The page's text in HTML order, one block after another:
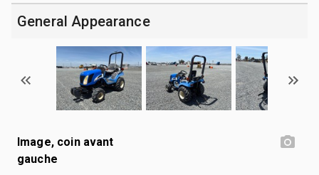
General Appearance
Image, coin avant
gauche